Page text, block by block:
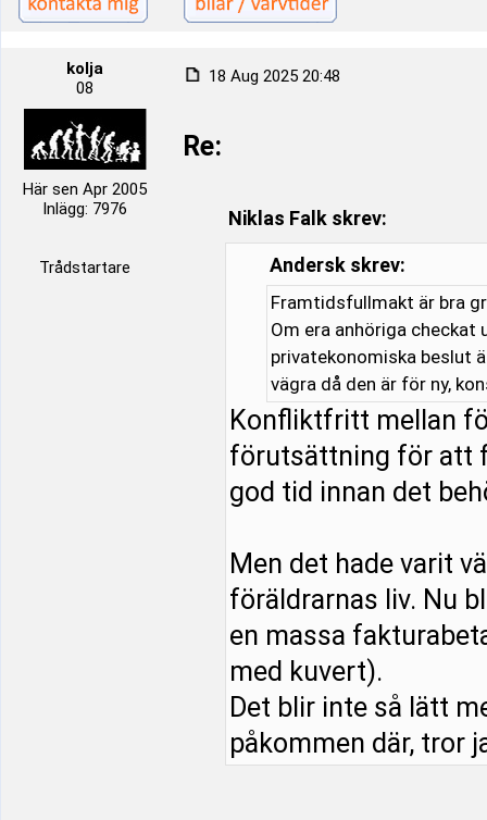
kolja
08
Här sen Apr 2005
Inlägg: 7976
Trådstartare
18 Aug 2025 20:48
Re:
Niklas Falk skrev:
Andersk skrev:
Framtidsfullmakt är bra
Om era anhöriga
privatekonomiska beslut
vägra då den är för ny,
Konfliktfritt mellan
förutsättning för att
god tid innan det
Men det hade varit
föräldrarnas liv. Nu
en massa
med kuvert).
Det blir inte så lätt
påkommen där, tror